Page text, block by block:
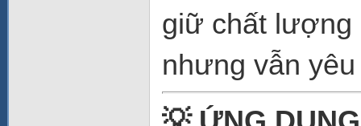
giữ chất lượng
nhưng vẫn